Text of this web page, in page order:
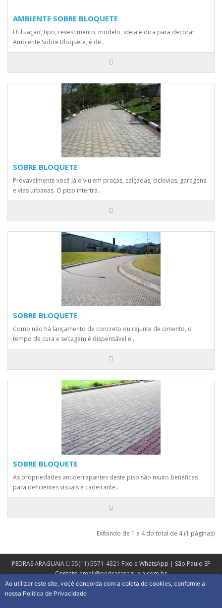
AMBIENTE SOBRE BLOQUETE
Utilização, tipo, revestimento, modelo, ideia e dica para decorar
Ambiente Sobre Bloquete, é de..
SOBRE BLOQUETE
Provavelmente você já o viu em praças, calçadas, ciclovias, garagens
e vias urbanas. O piso intertra..
SOBRE BLOQUETE
Como não há lançamento de concreto ou rejunte de cimento, o
tempo de cura e secagem é dispensável e ..
SOBRE BLOQUETE
As propriedades antiderrapantes deste piso são muito benéficas
para deficientes visuais e cadeirante..
Exibindo de 1 a 4 do total de 4 (1 páginas)
PEDRAS ARAGUAIA 55(11) 5571-4321 Fixo e WhatsApp | São Paulo SP
Contatoemail@pedrasaraguaia.com.br
Ao utilizar este site, você concorda com a coleta de cookies, conforme a
nossa Política de Privacidade